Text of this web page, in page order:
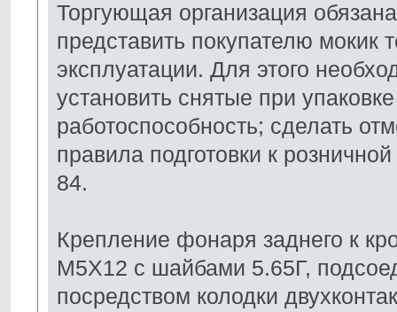
Торгующая организация
представить покупателю мокик
эксплуатации. Для этого
установить снятые при
работоспособность; сделать
правила подготовки к
84.
Крепление фонаря заднего к
М5Х12 с шайбами 5.65Г,
посредством колодки